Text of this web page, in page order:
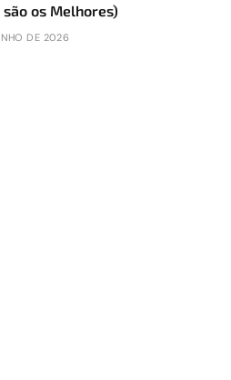
são os Melhores)
DE 2026